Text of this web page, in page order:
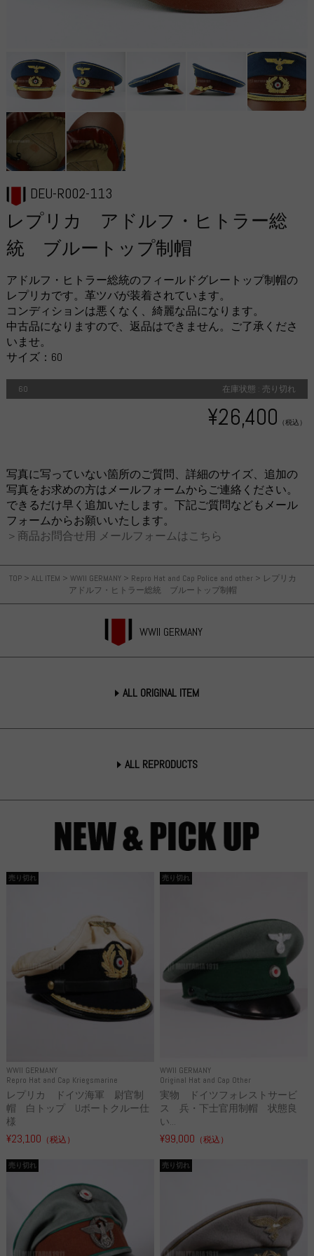
TOP > ALL ITEM > WWII GERMANY > Repro Hat and Cap Police and other > レプリカ
アドルフ・ヒトラー総統 ブルートップ制帽
WWII GERMANY
ALL ORIGINAL ITEM
ALL REPRODUCTS
DEU-R002-113
レプリカ アドルフ・ヒトラー総
統 ブルートップ制帽
アドルフ・ヒトラー総統のフィールドグレートップ制帽の
レプリカです。革ツバが装着されています。
コンディションは悪くなく、綺麗な品になります。
中古品になりますので、返品はできません。ご了承くださ
いませ。
サイズ：60
60 在庫状態 : 売り切れ
¥26,400 （税込）
写真に写っていない箇所のご質問、詳細のサイズ、追加の
写真をお求めの方はメールフォームからご連絡ください。
できるだけ早く追加いたします。下記ご質問などもメール
フォームからお願いいたします。
＞商品お問合せ用 メールフォームはこちら
WWII GERMANY
Repro Hat and Cap Kriegsmarine
売り切れ
レプリカ ドイツ海軍 尉官制
帽 白トップ Uボートクルー仕
様
¥23,100 （税込）
WWII GERMANY
Original Hat and Cap Other
売り切れ
実物 ドイツフォレストサービ
ス 兵・下士官用制帽 状態良
い...
¥99,000 （税込）
売り切れ 売り切れ